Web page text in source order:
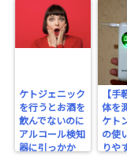
ケトジェニック
を行うとお酒を
飲んでないのに
アルコール検知
器に引っかか
【手
体を
ケト
の使
りや